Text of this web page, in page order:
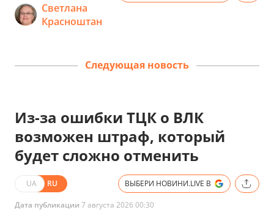
Светлана
Красноштан
Следующая новость
Из-за ошибки ТЦК о ВЛК
возможен штраф, который
будет сложно отменить
UA RU ВЫБЕРИ НОВИНИ.LIVE В
Дата публикации 7 августа 2026 00:30